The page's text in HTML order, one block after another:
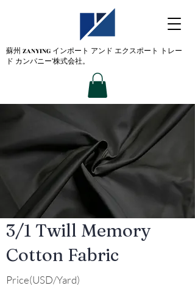
蘇州 ZANYING インポート アンド エクスポート トレー
ド カンパニー'株式会社。
3/1 Twill Memory
Cotton Fabric
Price(USD/Yard)